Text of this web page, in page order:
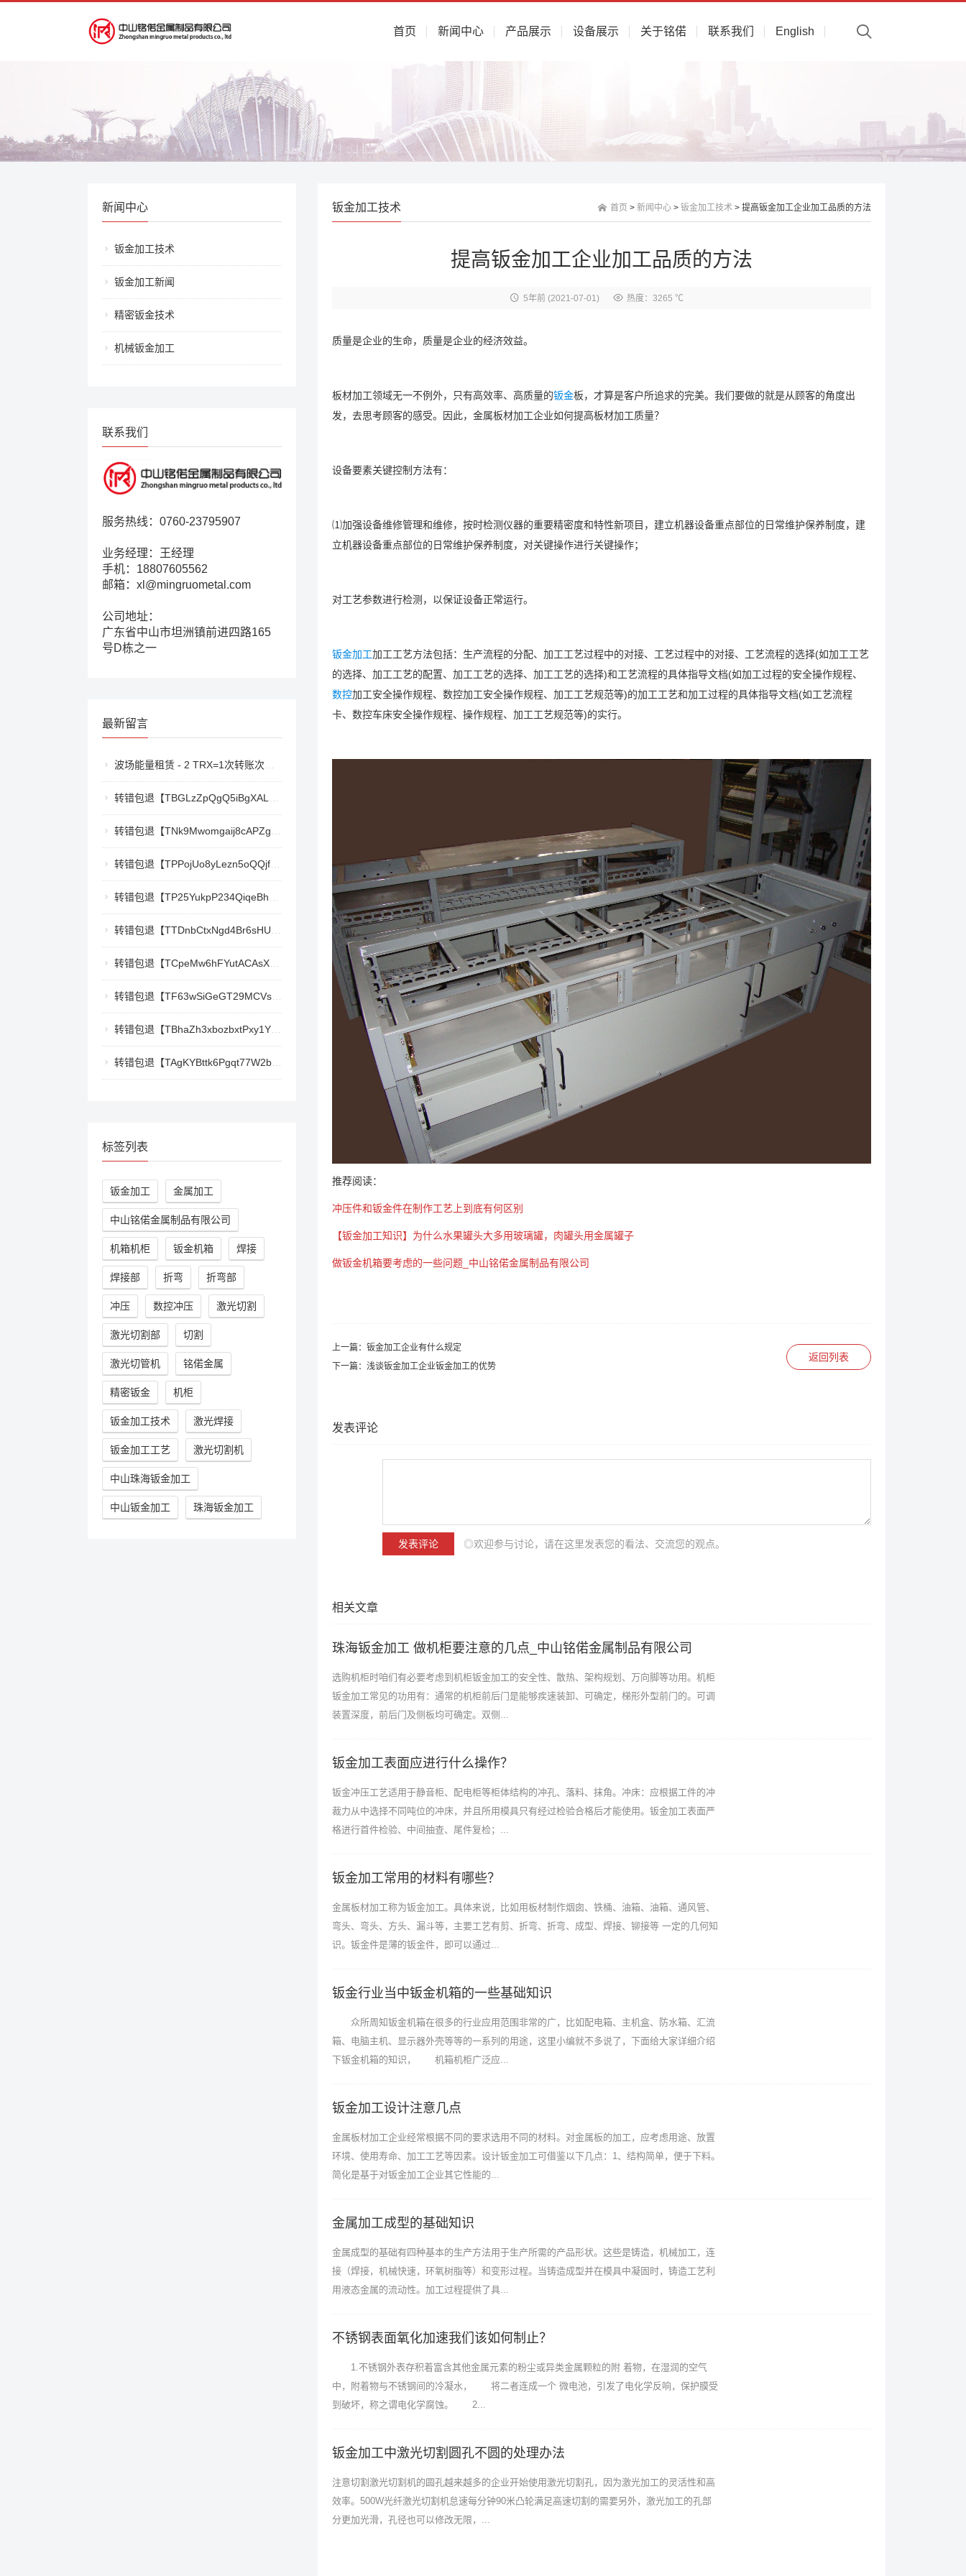
首页 新闻中心 产品展示 设备展示 关于铭偌 联系我们 English
新闻中心
钣金加工技术
钣金加工新闻
精密钣金技术
机械钣金加工
联系我们
服务热线：0760-23795907
业务经理：王经理
手机：18807605562
邮箱：xl@mingruometal.com
公司地址：
广东省中山市坦洲镇前进四路165
号D栋之一
最新留言
波场能量租赁 - 2 TRX=1次转账次数 直接节省80%!无视对方有没有U或者是否交易所,低于 2 TRX的都是钓鱼的骗子- 复制地址【THXfhfV6ThhYzt7d8mm4KL3dE5LWBbwb3s】转 2 TRX即可0手续费转账!TG机器人: @jzzTRXbot 官网: https://jzztrx.com
转错包退【TBGLzZpQgQ5iBgXALSFLTY1USFGgDAwdFQ】客服TeleGram:【@TrxEm】
转错包退【TNk9Mwomgaij8cAPZgnkZzR1TrYEkCt3nt】客服TeleGram:【@TrxEm】
转错包退【TPPojUo8yLezn5oQQjffqH2cKTCb9oTm8Y】客服TeleGram:【@TrxEm】
转错包退【TP25YukpP234QiqeBhgnmga3NXXmCSY22R】客服TeleGram:【@TrxEm】
转错包退【TTDnbCtxNgd4Br6sHUJ1qnw1mHQywZfbgD】客服TeleGram:【@TrxEm】
转错包退【TCpeMw6hFYutACAsXkX3UvyCUjec17MoLF】客服TeleGram:【@TrxEm】
转错包退【TF63wSiGeGT29MCVswWQ5eAr6xD9LkQBPm】客服TeleGram:【@TrxEm】
转错包退【TBhaZh3xbozbxtPxy1YF4QaK2e77777777】客服TeleGram:【@TrxEm】
转错包退【TAgKYBttk6Pgqt77W2bg3Kmyk3RyjoZEti】客服TeleGram:【@TrxEm】
标签列表
钣金加工 金属加工
中山铭偌金属制品有限公司
机箱机柜 钣金机箱 焊接
焊接部 折弯 折弯部
冲压 数控冲压 激光切割
激光切割部 切割
激光切管机 铭偌金属
精密钣金 机柜
钣金加工技术 激光焊接
钣金加工工艺 激光切割机
中山珠海钣金加工
中山钣金加工 珠海钣金加工
钣金加工技术 首页 > 新闻中心 > 钣金加工技术 > 提高钣金加工企业加工品质的方法
提高钣金加工企业加工品质的方法
5年前(2021-07-01) 热度：3265 ℃
质量是企业的生命，质量是企业的经济效益。
板材加工领域无一不例外，只有高效率、高质量的钣金板，才算是客户所追求的完美。我们要做的就是从顾客的角度出
发，去思考顾客的感受。因此，金属板材加工企业如何提高板材加工质量？
设备要素关键控制方法有：
⑴加强设备维修管理和维修，按时检测仪器的重要精密度和特性新项目，建立机器设备重点部位的日常维护保养制度，建
立机器设备重点部位的日常维护保养制度，对关键操作进行关键操作；
对工艺参数进行检测，以保证设备正常运行。
钣金加工加工工艺方法包括：生产流程的分配、加工工艺过程中的对接、工艺过程中的对接、工艺流程的选择(如加工工艺
的选择、加工工艺的配置、加工工艺的选择、加工工艺的选择)和工艺流程的具体指导文档(如加工过程的安全操作规程、
数控加工安全操作规程、数控加工安全操作规程、加工工艺规范等)的加工工艺和加工过程的具体指导文档(如工艺流程
卡、数控车床安全操作规程、操作规程、加工工艺规范等)的实行。
推荐阅读：
冲压件和钣金件在制作工艺上到底有何区别
【钣金加工知识】为什么水果罐头大多用玻璃罐，肉罐头用金属罐子
做钣金机箱要考虑的一些问题_中山铭偌金属制品有限公司
返回列表
上一篇： 钣金加工企业有什么规定
下一篇： 浅谈钣金加工企业钣金加工的优势
发表评论
◎欢迎参与讨论，请在这里发表您的看法、交流您的观点。
相关文章
珠海钣金加工 做机柜要注意的几点_中山铭偌金属制品有限公司
选购机柜时咱们有必要考虑到机柜钣金加工的安全性、散热、架构规划、万向脚等功用。机柜
钣金加工常见的功用有：通常的机柜前后门是能够疾速装卸、可确定，梯形外型前门的。可调
装置深度，前后门及侧板均可确定。双侧...
钣金加工表面应进行什么操作？
钣金冲压工艺适用于静音柜、配电柜等柜体结构的冲孔、落料、抹角。冲床：应根据工件的冲
裁力从中选择不同吨位的冲床，并且所用模具只有经过检验合格后才能使用。钣金加工表面严
格进行首件检验、中间抽查、尾件复检；...
钣金加工常用的材料有哪些？
金属板材加工称为钣金加工。具体来说，比如用板材制作烟囱、铁桶、油箱、油箱、通风管、
弯头、弯头、方头、漏斗等，主要工艺有剪、折弯、折弯、成型、焊接、铆接等 一定的几何知
识。钣金件是薄的钣金件，即可以通过...
钣金行业当中钣金机箱的一些基础知识
众所周知钣金机箱在很多的行业应用范围非常的广，比如配电箱、主机盒、防水箱、汇流
箱、电脑主机、显示器外壳等等的一系列的用途，这里小编就不多说了，下面给大家详细介绍
下钣金机箱的知识， 机箱机柜广泛应...
钣金加工设计注意几点
金属板材加工企业经常根据不同的要求选用不同的材料。对金属板的加工，应考虑用途、放置
环境、使用寿命、加工工艺等因素。设计钣金加工可借鉴以下几点：1、结构简单，便于下料。
简化是基于对钣金加工企业其它性能的...
金属加工成型的基础知识
金属成型的基础有四种基本的生产方法用于生产所需的产品形状。这些是铸造，机械加工，连
接（焊接，机械快速，环氧树脂等）和变形过程。当铸造成型并在模具中凝固时，铸造工艺利
用液态金属的流动性。加工过程提供了具...
不锈钢表面氧化加速我们该如何制止？
1.不锈钢外表存积着富含其他金属元素的粉尘或异类金属颗粒的附 着物，在湿润的空气
中，附着物与不锈钢间的冷凝水， 将二者连成一个 微电池，引发了电化学反响，保护膜受
到破坏，称之谓电化学腐蚀。 2...
钣金加工中激光切割圆孔不圆的处理办法
注意切割激光切割机的圆孔越来越多的企业开始使用激光切割孔，因为激光加工的灵活性和高
效率。500W光纤激光切割机怠速每分钟90米凸轮满足高速切割的需要另外，激光加工的孔部
分更加光滑，孔径也可以修改无限，...